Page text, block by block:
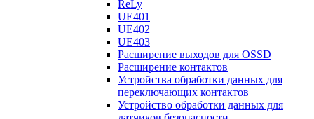
ReLy
UE401
UE402
UE403
Расширение выходов для OSSD
Расширение контактов
Устройства обработки данных для
переключающих контактов
Устройство обработки данных для